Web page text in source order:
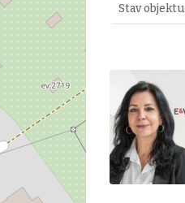
Stav objektu